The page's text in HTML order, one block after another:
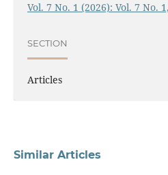
Vol. 7 No. 1 (2026): Vol. 7 No.
SECTION
Articles
Similar Articles